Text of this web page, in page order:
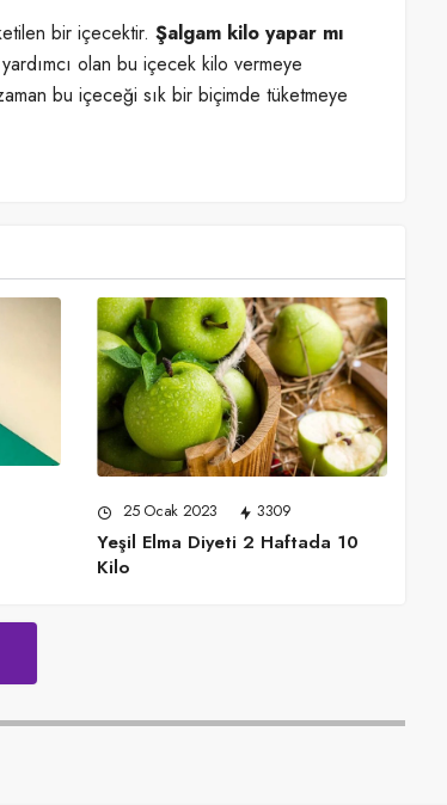
bir içecektir. Şalgam kilo yapar mı
olan bu içecek kilo vermeye
bu içeceği sık bir biçimde tüketmeye
25 Ocak 2023 3309
Yeşil Elma Diyeti 2 Haftada 10
Kilo